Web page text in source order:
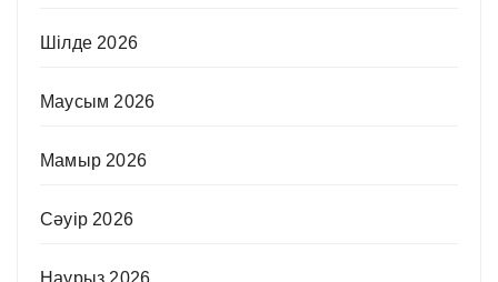
Шілде 2026
Маусым 2026
Мамыр 2026
Сәуір 2026